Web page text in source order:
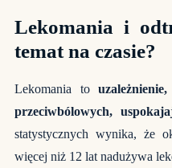
Lekomania i
temat na czasie?
Lekomania to
przeciwbólowych,
statystycznych wynika, że
więcej niż 12 lat nadużywa